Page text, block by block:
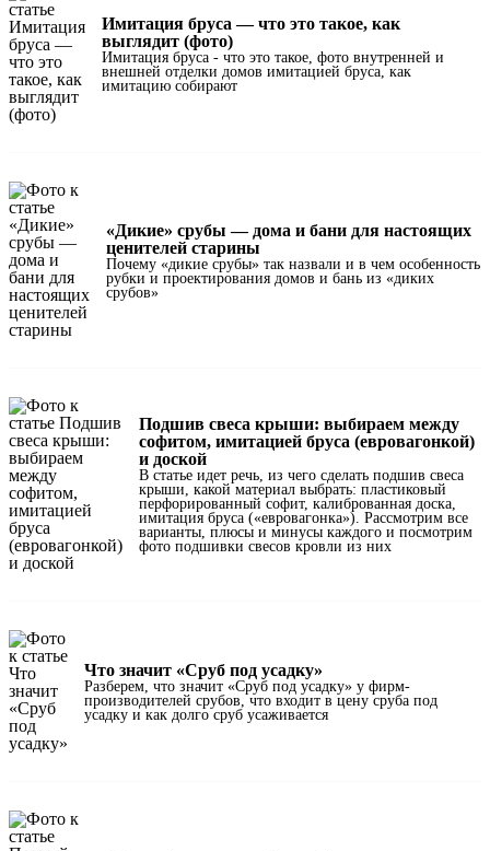
Имитация бруса — что это такое, как
выглядит (фото)
Имитация бруса - что это такое, фото внутренней и
внешней отделки домов имитацией бруса, как
имитацию собирают
«Дикие» срубы — дома и бани для настоящих
ценителей старины
Почему «дикие срубы» так назвали и в чем особенность
рубки и проектирования домов и бань из «диких
срубов»
Подшив свеса крыши: выбираем между
софитом, имитацией бруса (евровагонкой)
и доской
В статье идет речь, из чего сделать подшив свеса
крыши, какой материал выбрать: пластиковый
перфорированный софит, калиброванная доска,
имитация бруса («евровагонка»). Рассмотрим все
варианты, плюсы и минусы каждого и посмотрим
фото подшивки свесов кровли из них
Что значит «Сруб под усадку»
Разберем, что значит «Сруб под усадку» у фирм-
производителей срубов, что входит в цену сруба под
усадку и как долго сруб усаживается